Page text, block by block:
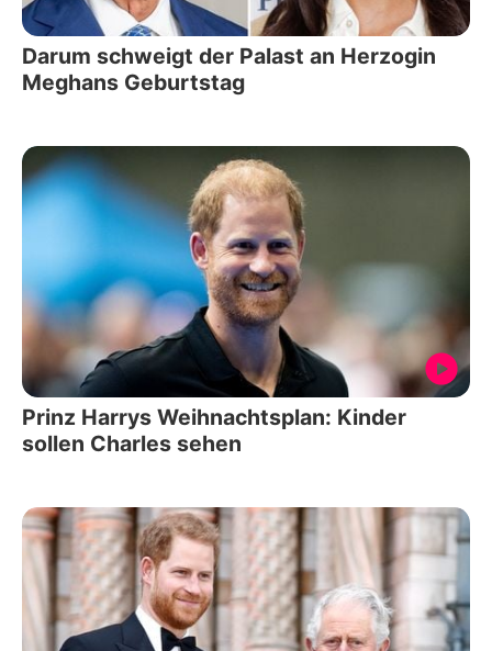
Darum schweigt der Palast an Herzogin
Meghans Geburtstag
Prinz Harrys Weihnachtsplan: Kinder
sollen Charles sehen